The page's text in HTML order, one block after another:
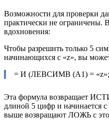
Возможности для проверки
практически не ограничены.
вдохновения:
Чтобы разрешить только 5
начинающихся с «z», вы
= И (ЛЕВСИМВ (А1) =
Эта формула возвращает
длиной 5 цифр и начинается
выше возвращают ЛОЖЬ с